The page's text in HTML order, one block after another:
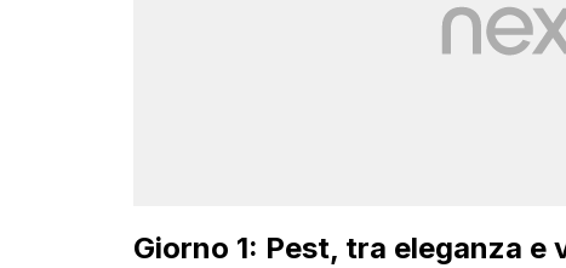
Giorno 1: Pest, tra eleganza e